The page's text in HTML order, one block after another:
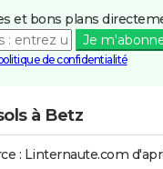
et bons plans
Je
de confidentialité
à Betz
: Linternaute.com